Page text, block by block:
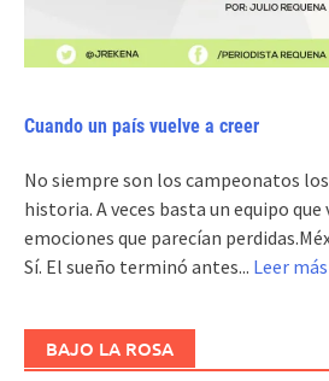
Cuando un país vuelve a creer
No siempre son los campeonatos
historia. A veces basta un equipo
emociones que parecían
Sí. El sueño terminó antes... Leer
BAJO LA ROSA